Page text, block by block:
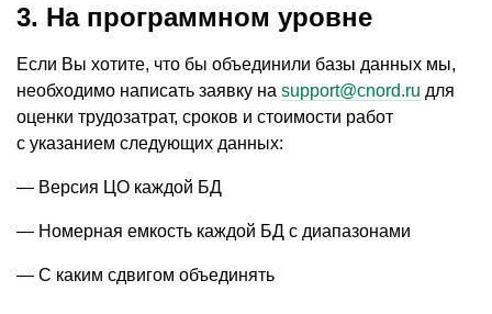
3. На программном уровне
Если Вы хотите, что бы объединили базы данных мы,
необходимо написать заявку на support@cnord.ru для
оценки трудозатрат, сроков и стоимости работ
с указанием следующих данных:
— Версия ЦО каждой БД
— Номерная емкость каждой БД с диапазонами
— С каким сдвигом объединять